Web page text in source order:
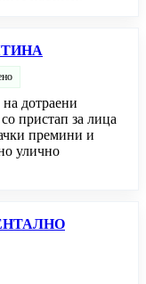
дотраени
пристап за лица
премини и
улично